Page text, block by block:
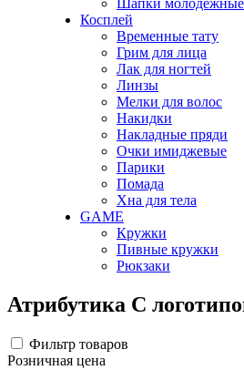
Косплей
Временные тату
Грим для лица
Лак для ногтей
Линзы
Мелки для волос
Накидки
Накладные пряди
Очки имиджевые
Парики
Помада
Хна для тела
GAME
Кружки
Пивные кружки
Рюкзаки
Атрибутика С
Фильтр товаров
Розничная цена